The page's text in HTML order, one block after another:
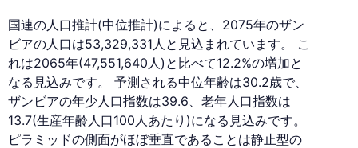
国連の人口推計(中位推計)によると、2075年のザン
ビアの人口は53,329,331人と見込まれています。 こ
れは2065年(47,551,640人)と比べて12.2%の増加と
なる見込みです。 予測される中位年齢は30.2歳で、
ザンビアの年少人口指数は39.6、老年人口指数は
13.7(生産年齢人口100人あたり)になる見込みです。
ピラミッドの側面がほぼ垂直であることは静止型の